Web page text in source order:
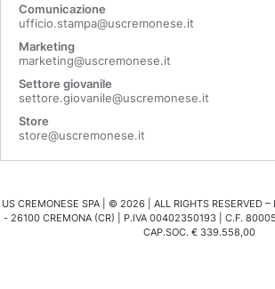
Comunicazione
ufficio.stampa@uscremonese.it
Marketing
marketing@uscremonese.it
Settore giovanile
settore.giovanile@uscremonese.it
Store
store@uscremonese.it
US CREMONESE SPA | © 2026 | ALL RIGHTS RESERVED
- 26100 CREMONA (CR) | P.IVA 00402350193 | C.F.
CAP.SOC. € 339.558,00